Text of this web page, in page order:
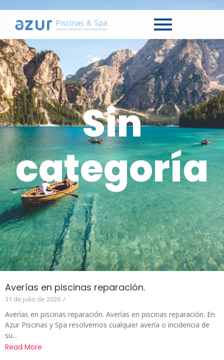
Sin
categoría
Averías en piscinas reparación.
31 de julio de 2026 /
Averías en piscinas reparación. Averías en piscinas reparación. En
Azur Piscinas y Spa resolvemos cualquier avería o incidencia de
su...
Read More